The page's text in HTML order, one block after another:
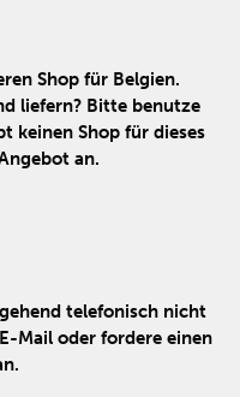
Shop für Belgien.
liefern? Bitte benutze
keinen Shop für dieses
an.
telefonisch nicht
Mail oder fordere einen